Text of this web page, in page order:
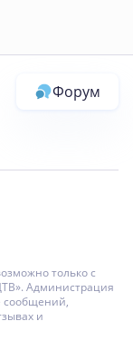
Форум
только с
Администрация
сообщений,
и